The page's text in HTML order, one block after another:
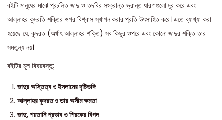
বইটি মানুষের মাঝে প্রচলিত জাদু ও তদবির সংক্রান্ত ভ্রান্ত ধারণাগুলো দূর করে এবং
আল্লাহর কুদরতি শক্তির ওপর বিশ্বাস স্থাপন করার প্রতি উৎসাহিত করে। এতে ব্যাখ্যা করা
হয়েছে যে, কুদরত (অর্থাৎ আল্লাহর শক্তি) সব কিছুর ওপরে এবং কোনো জাদুর শক্তি তার
সমতুল্য নয়।
বইটির মূল বিষয়বস্তু:
জাদুর অস্তিত্ব ও ইসলামের দৃষ্টিভঙ্গি
আল্লাহর কুদরত ও তার অসীম ক্ষমতা
জাদু, শয়তানি প্রভাব ও শিরকের বিপদ